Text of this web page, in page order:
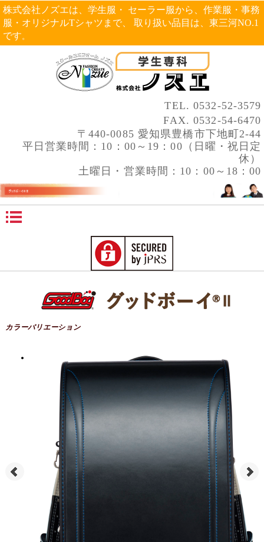
株式会社ノズエは、学生服・ セーラー服から、作業服・事務
服・オリジナルTシャツまで、 取り扱い品目は、東三河NO.1
です。
TEL.0532-52-3579
FAX. 0532-54-6470
〒440-0085 愛知県豊橋市下地町2-44
平日営業時間：10：00～19：00（日曜・祝日定
休）
土曜日・営業時間：10：00～18：00
カラーバリエーション